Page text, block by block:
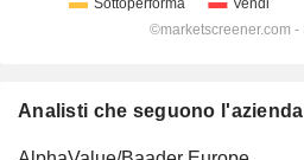
Analisti che seguono l'azienda